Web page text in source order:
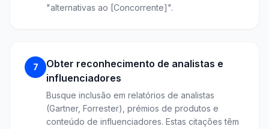
"alternativas ao [Concorrente]".
7
Obter reconhecimento de analistas e
influenciadores
Busque inclusão em relatórios de analistas
(Gartner, Forrester), prémios de produtos e
conteúdo de influenciadores. Estas citações têm